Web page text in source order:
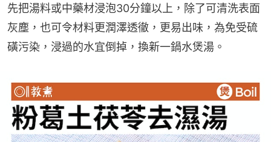
先把湯料或中藥材浸泡30分鐘以上，除了可清洗表面
灰塵，也可令材料更潤澤透徹，更易出味，為免受硫
磺污染，浸過的水宜倒掉，換新一鍋水煲湯。